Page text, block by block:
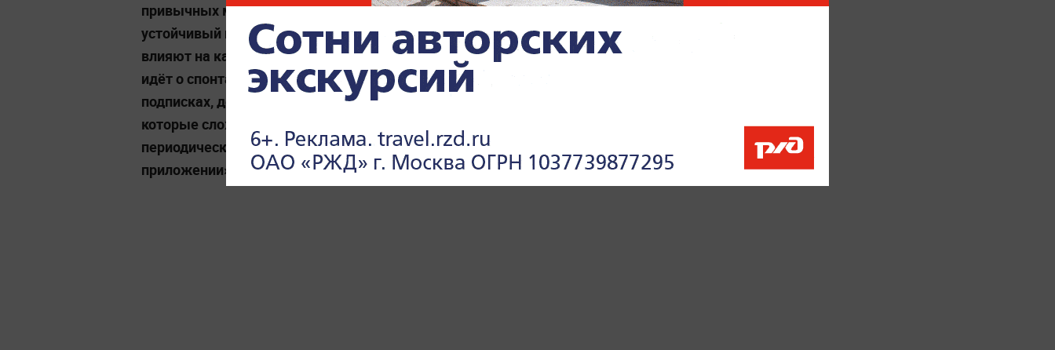
привычных мелочей обычно быстро приводит к срывам. Более
устойчивый подход — найти категории расходов, которые практически не
влияют на качество жизни, но регулярно «съедают» бюджет. Часто речь
идёт о спонтанных эмоциональных покупках, неиспользуемых
подписках, доставках еды «по привычке», мелких ежедневных тратах,
которые сложно заметить в моменте. Именно поэтому полезно
периодически анализировать историю операций в банковском
приложении», —
добавила собеседница Life.ru.